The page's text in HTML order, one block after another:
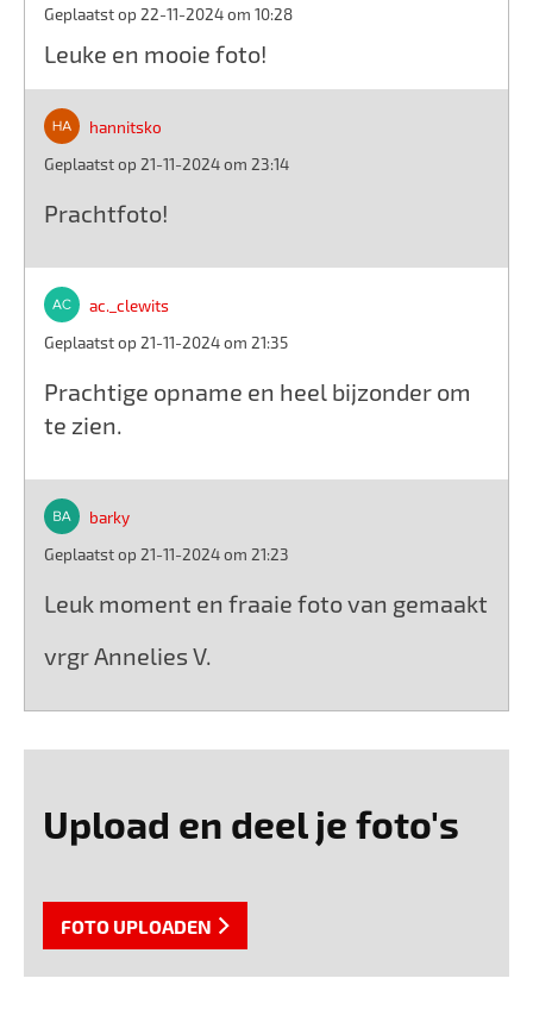
Geplaatst op 22-11-2024 om 10:28
Leuke en mooie foto!
hannitsko
Geplaatst op 21-11-2024 om 23:14
Prachtfoto!
ac._clewits
Geplaatst op 21-11-2024 om 21:35
Prachtige opname en heel bijzonder om
te zien.
barky
Geplaatst op 21-11-2024 om 21:23
Leuk moment en fraaie foto van gemaakt
vrgr Annelies V.
Upload en deel je foto's
FOTO UPLOADEN